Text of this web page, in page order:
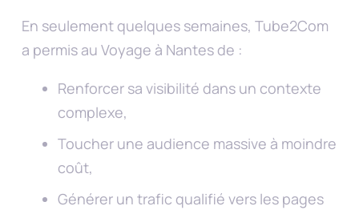
En seulement quelques semaines, Tube2Com
a permis au Voyage à Nantes de :
Renforcer sa visibilité dans un contexte
complexe,
Toucher une audience massive à moindre
coût,
Générer un trafic qualifié vers les pages